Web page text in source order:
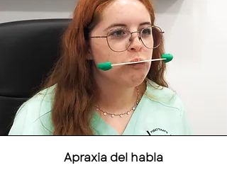
Apraxia del habla